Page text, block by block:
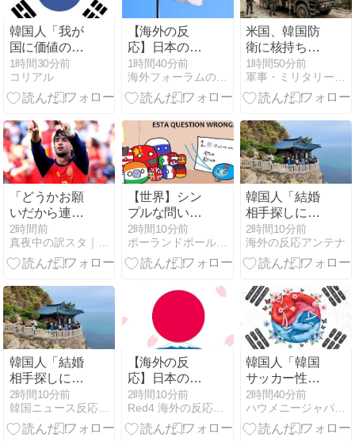
韓国の反応
韓国人「我が
国に価値のあ
る歴史遺産や
伝統が残って
ない本当の理
ら・・・」
1時間30分前
コリアル
【海外の反
応】日本のセ
ブンイレブン
は最高！米企
業が真似でき
外から称賛の
声
1時間40分前
海外フォーラムの反応まとめ
米国、韓国防
衛に核持ち出
すか…中ロに
備え「短距離
戦術核」を検
1時間50分前
軍事・ミリタリー速報
「どうかお願
いだから連れ
てって」！バ
ルサFWフェ
ラン・トーレ
合意に現地サ
ポから歓迎の
声が殺到！
【海外の反
応】
2時間前
真夜中の訳スタ｜MLB・欧州サッカー 海外の反応翻訳ブログ
【世界】シン
プルな問い
【ポーランド
ボール】
2時間10分前
ポーランドボール 翻訳
韓国人「結婚
相手探しに寺
へ？仏教系婚
活イベントの
競争率が過去
→「女性257
倍、男性166
倍…」
2時間10分前
海外の反応アンテナ
韓国人「結婚
相手探しに寺
へ？仏教系婚
活イベントの
競争率が過去
2時間10分前
韓国ニュース反応まとめ
【海外の反
応】日本のウ
ェブサイトっ
て質の低いも
のが多い気が
2時間10分前
Red4 海外の反応まとめ
韓国人「韓国
サッカー性接
待に日本人審
判も接待受け
たみたいだ
2時間40分前
ハウメニージャパン！